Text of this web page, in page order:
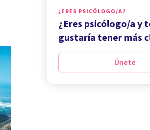
¿ERES PSICÓLOGO/A?
¿Eres psicólogo/a y
gustaría tener más
Únete